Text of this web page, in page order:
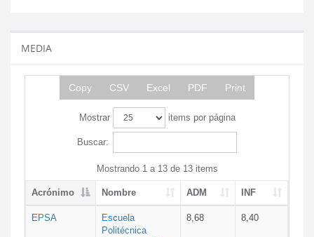
MEDIA
Copy CSV Excel PDF Print
Mostrar items por página
Buscar:
Mostrando 1 a 13 de 13 items
Acrónimo Nombre ADM INF
EPSA
Escuela
Politécnica
8,68 8,40